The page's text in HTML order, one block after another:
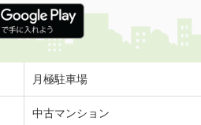
月極駐車場
中古マンション